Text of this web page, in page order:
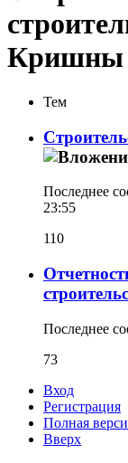
Кришны
Тем
Последнее
23:55
110
Последнее
73
Вход
Регистрация
Полная
Вверх